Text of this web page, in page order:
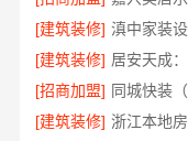
[建筑装修]
[建筑装修]
[招商加盟]
[建筑装修]